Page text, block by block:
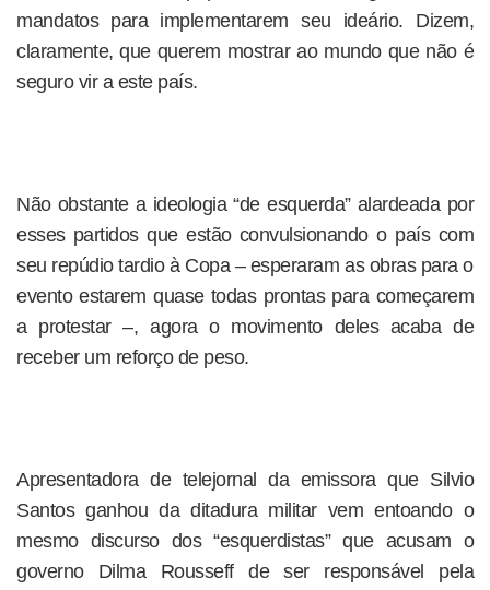
mandatos para implementarem seu ideário. Dizem,
claramente, que querem mostrar ao mundo que não é
seguro vir a este país.
Não obstante a ideologia “de esquerda” alardeada por
esses partidos que estão convulsionando o país com
seu repúdio tardio à Copa – esperaram as obras para o
evento estarem quase todas prontas para começarem
a protestar –, agora o movimento deles acaba de
receber um reforço de peso.
Apresentadora de telejornal da emissora que Silvio
Santos ganhou da ditadura militar vem entoando o
mesmo discurso dos “esquerdistas” que acusam o
governo Dilma Rousseff de ser responsável pela